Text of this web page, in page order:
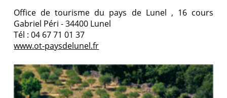
Office de tourisme du pays de Lunel , 16 cours
Gabriel Péri - 34400 Lunel
Tél : 04 67 71 01 37
www.ot-paysdelunel.fr